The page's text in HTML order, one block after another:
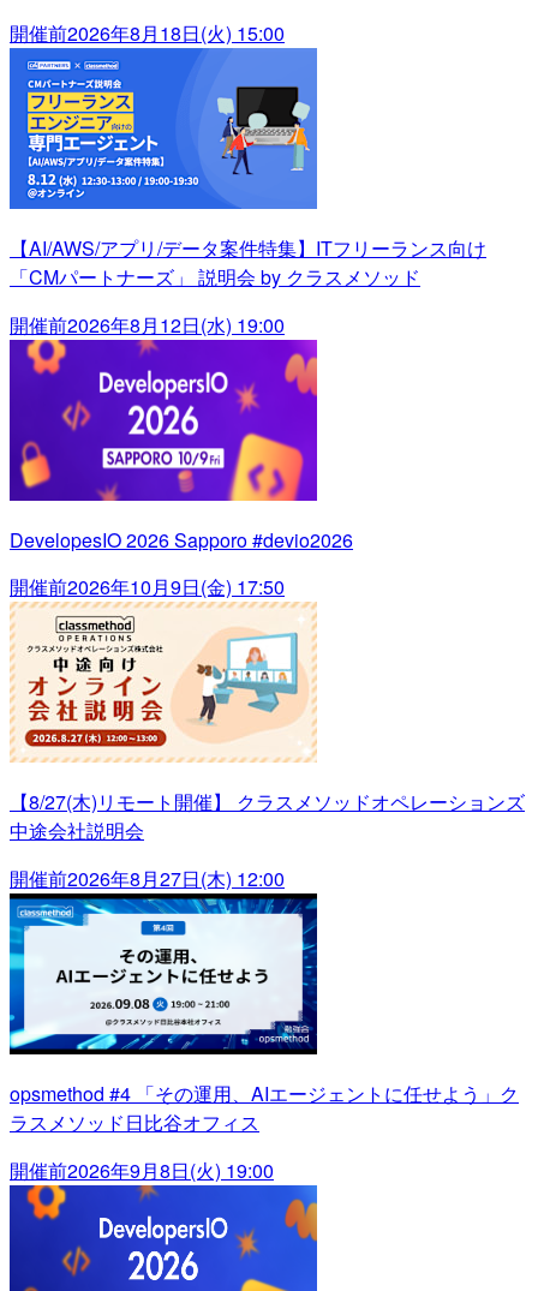
開催前2026年8月18日(火) 15:00
【AI/AWS/アプリ/データ案件特集】ITフリーランス向け
「CMパートナーズ」 説明会 by クラスメソッド
開催前2026年8月12日(水) 19:00
DevelopesIO 2026 Sapporo #devio2026
開催前2026年10月9日(金) 17:50
【8/27(木)リモート開催】 クラスメソッドオペレーションズ
中途会社説明会
開催前2026年8月27日(木) 12:00
opsmethod #4 「その運用、AIエージェントに任せよう」ク
ラスメソッド日比谷オフィス
開催前2026年9月8日(火) 19:00